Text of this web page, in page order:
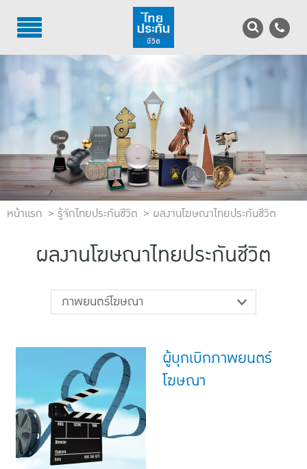
TH EN
บริการลูกค้า
บริการตัวแทน
รู้จักไทยประกันชีวิต
นักลงทุนสัมพันธ์
เพื่อสังคมไทย
ติดต่อไทยประกันชีวิต
แบบประกันทั้งหมด
แบบประกันที่เหมาะกับช่วงอายุ
เปรียบเทียบแบบประกัน
เลือกแบบประกันที่เหมาะกับคุณ
TL Learning Center
หน้าแรก รู้จักไทยประกันชีวิต ผลงานโฆษณาไทยประกันชีวิต
ผลงานโฆษณาไทยประกันชีวิต
ภาพยนตร์โฆษณา
ผู้บุกเบิกภาพยนตร์
โฆษณา